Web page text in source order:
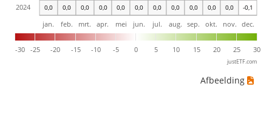
0,0 0,0 0,0 0,0 0,0 0,0 0,0 0,0 0,0 0,0 0,0 -0,1
-30 -25 -20 -15 -10 -5 0 5 10 15 20 25 30
jan. feb. mrt. apr. mei jun. jul. aug. sep. okt. nov. dec.
2024
justETF.com
Afbeelding